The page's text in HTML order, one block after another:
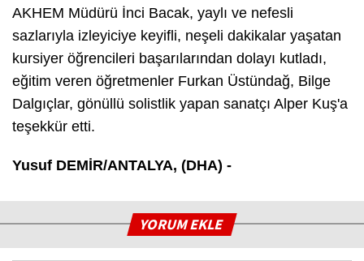
AKHEM Müdürü İnci Bacak, yaylı ve nefesli
sazlarıyla izleyiciye keyifli, neşeli dakikalar yaşatan
kursiyer öğrencileri başarılarından dolayı kutladı,
eğitim veren öğretmenler Furkan Üstündağ, Bilge
Dalgıçlar, gönüllü solistlik yapan sanatçı Alper Kuş'a
teşekkür etti.
Yusuf DEMİR/ANTALYA, (DHA) -
YORUM EKLE